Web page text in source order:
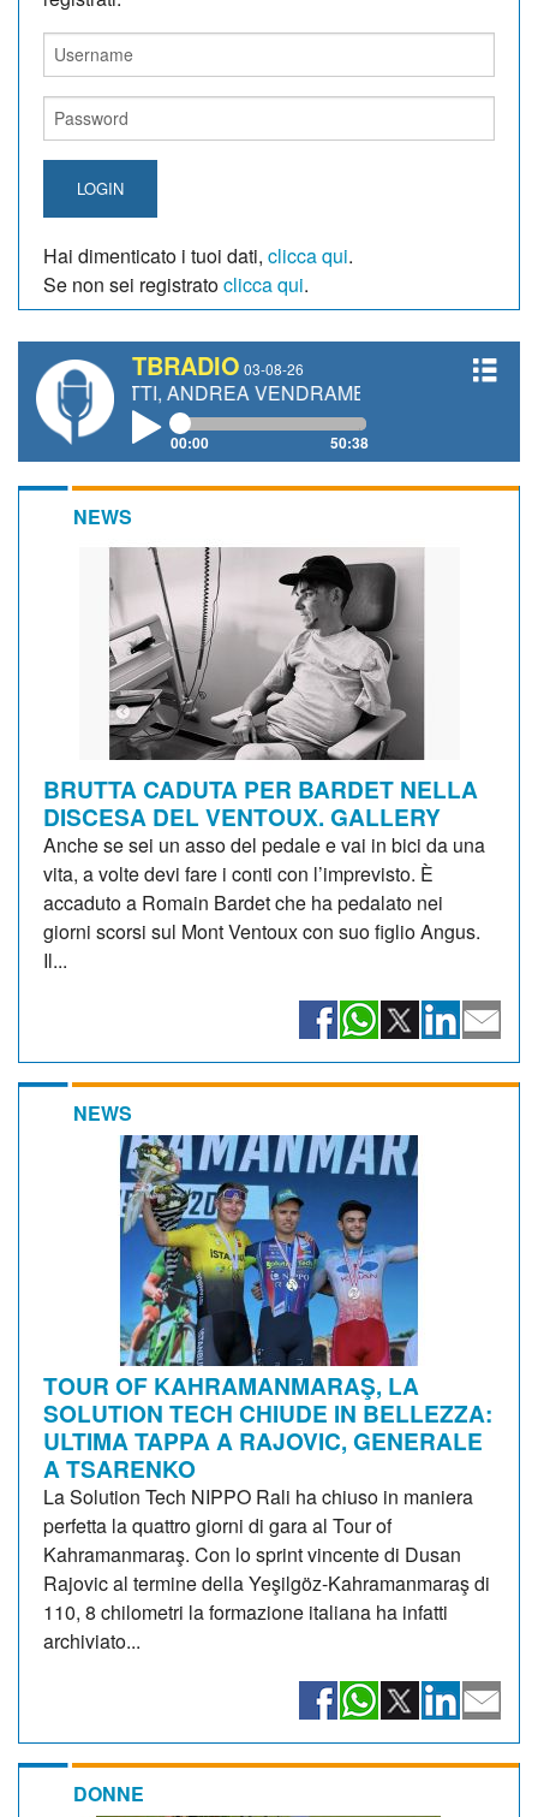
LOGIN
Hai dimenticato i tuoi dati, clicca qui.
Se non sei registratoclicca qui.
TBRADIO 03-08-26
ANDREA VENDRAME, FILIPPO FIORELLI
00:00 50:38
NEWS
BRUTTA CADUTA PER BARDET NELLA
DISCESA DEL VENTOUX. GALLERY
Anche se sei un asso del pedale e vai in bici da una
vita, a volte devi fare i conti con l’imprevisto. È
accaduto a Romain Bardet che ha pedalato nei
giorni scorsi sul Mont Ventoux con suo figlio Angus.
Il...
NEWS
TOUR OF KAHRAMANMARAŞ, LA
SOLUTION TECH CHIUDE IN BELLEZZA:
ULTIMA TAPPA A RAJOVIC, GENERALE
A TSARENKO
La Solution Tech NIPPO Rali ha chiuso in maniera
perfetta la quattro giorni di gara al Tour of
Kahramanmaraş. Con lo sprint vincente di Dusan
Rajovic al termine della Yeşilgöz-Kahramanmaraş di
110, 8 chilometri la formazione italiana ha infatti
archiviato...
DONNE